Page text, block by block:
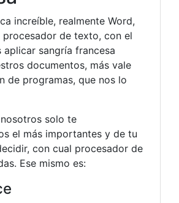
increíble, realmente Word,
procesador de texto, con el
aplicar sangría francesa
documentos, más vale
de programas, que nos lo
solo te
el más importantes y de tu
con cual procesador de
Ese mismo es: